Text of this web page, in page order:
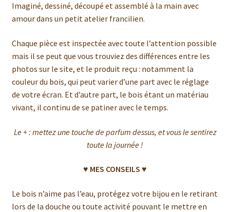
Imaginé, dessiné, découpé et assemblé à la main avec
amour dans un petit atelier francilien.
Chaque pièce est inspectée avec toute l’attention possible
mais il se peut que vous trouviez des différences entre les
photos sur le site, et le produit reçu : notamment la
couleur du bois, qui peut varier d’une part avec le réglage
de votre écran. Et d’autre part, le bois étant un matériau
vivant, il continu de se patiner avec le temps.
Le + : mettez une touche de parfum dessus, et vous le sentirez
toute la journée !
♥ MES CONSEILS ♥
Le bois n’aime pas l’eau, protégez votre bijou en le retirant
lors de la douche ou toute activité pouvant le mettre en